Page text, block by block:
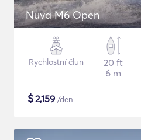
Nuva M6 Open
Rychlostní člun
20 ft
6 m
$2,159 /den